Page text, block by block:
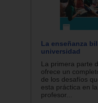
La enseñanza
universidad
La primera parte
ofrece un
de los desafíos
esta práctica en
profesor...